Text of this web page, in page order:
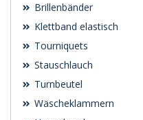
Brillenbänder
Klettband elastisch
Tourniquets
Stauschlauch
Turnbeutel
Wäscheklammern